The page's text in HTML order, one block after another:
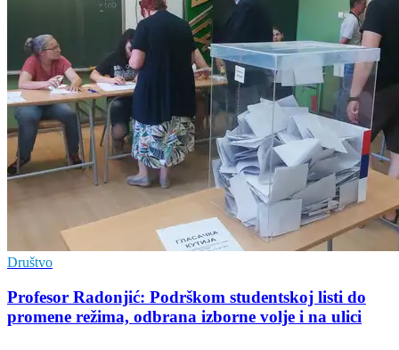
Društvo
Profesor Radonjić: Podrškom studentskoj listi do
promene režima, odbrana izborne volje i na ulici